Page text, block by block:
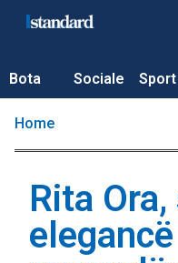
Bota Sociale Sport
Home
Rita